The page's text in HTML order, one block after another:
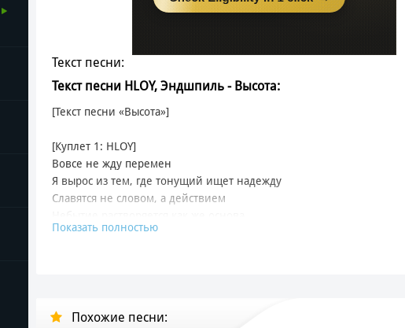
Текст песни:
Текст песни HLOY, Эндшпиль - Высота:
[Текст песни «Высота»]
[Куплет 1: HLOY]
Вовсе не жду перемен
Я вырос из тем, где тонущий ищет надежду
Славятся не словом, а действием
Летят журавли над кварталами
Чтобы рядом стояли они и был не один мы наберем к ходу
Показать полностью
Похожие песни: